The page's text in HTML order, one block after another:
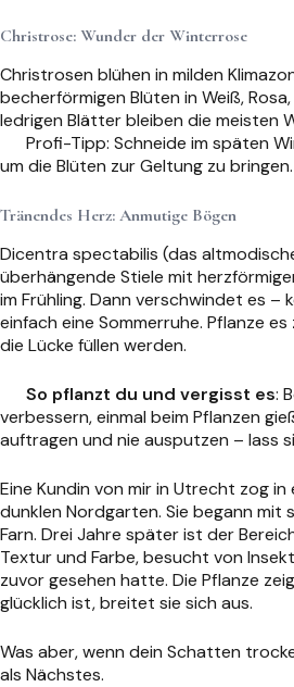
Christrose: Wunder der Winterrose
Christrosen blühen in milden
becherförmigen Blüten in Weiß,
ledrigen Blätter bleiben die meisten
Profi-Tipp: Schneide im späten
um die Blüten zur Geltung zu bringen.
Tränendes Herz: Anmutige Bögen
Dicentra spectabilis (das
überhängende Stiele mit
im Frühling. Dann verschwindet es –
einfach eine Sommerruhe. Pflanze es
die Lücke füllen werden.
So pflanzt du und vergisst es:
verbessern, einmal beim Pflanzen
auftragen und nie ausputzen – lass
Eine Kundin von mir in Utrecht zog in
dunklen Nordgarten. Sie begann mit
Farn. Drei Jahre später ist der
Textur und Farbe, besucht von
zuvor gesehen hatte. Die Pflanze
glücklich ist, breitet sie sich aus.
Was aber, wenn dein Schatten
als Nächstes.